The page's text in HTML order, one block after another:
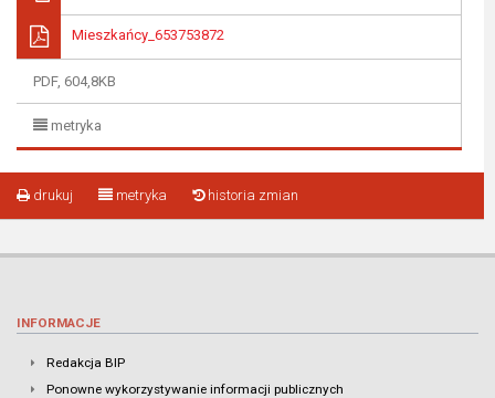
Mieszkańcy_653753872
PDF, 604,8KB
metryka
drukuj metryka historia zmian
INFORMACJE
Redakcja BIP
Ponowne wykorzystywanie informacji publicznych